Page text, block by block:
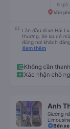
9 giờ
Văn
Lần đầu đi xe Hải
thương. Xe ko có
đúng nơi khách
khách hàng hơn nữa
Xem thêm
Không cần
Xác nhận chỗ
Anh
Giường
Bến